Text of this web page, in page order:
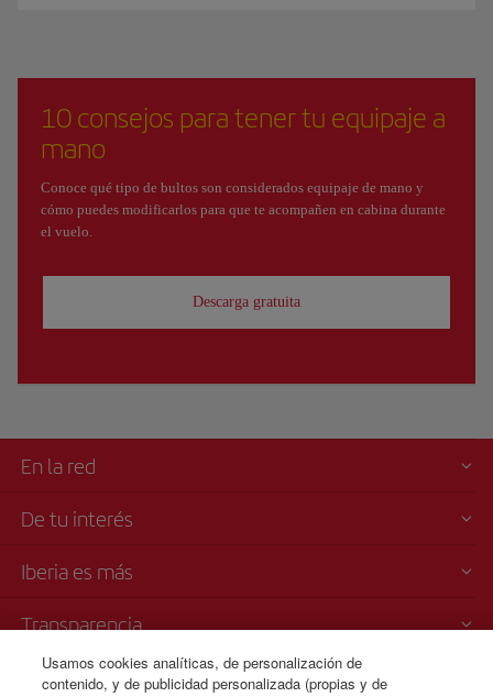
10 consejos para tener tu equipaje a
mano
Conoce qué tipo de bultos son considerados equipaje de mano y
cómo puedes modificarlos para que te acompañen en cabina durante
el vuelo.
Descarga gratuita
En la red
De tu interés
Iberia es más
Transparencia
Venta telefónica
Usamos cookies analíticas, de personalización de
contenido, y de publicidad personalizada (propias y de